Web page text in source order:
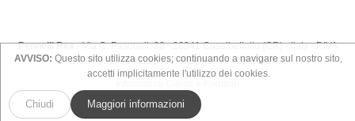
Pennelli Rex- Via C. Pasquali, 38 - 26041 Casalbellotto (CR) - Italy - P.IVA
E C.F. 00130640196 - N° REA 82934 / CREMONA
AVVISO: Questo sito utilizza cookies; continuando a navigare sul nostro sito,
accetti implicitamente l'utilizzo dei cookies.
Chiudi Maggiori informazioni